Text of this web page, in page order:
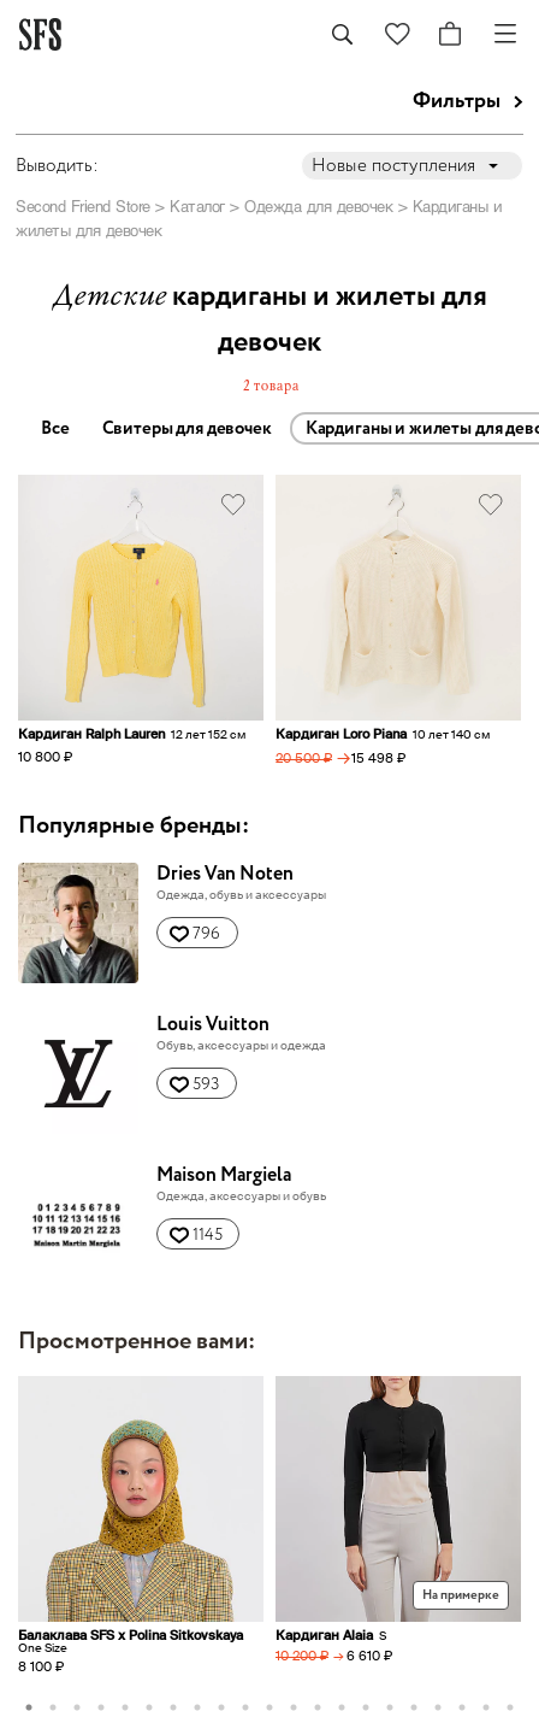
Фильтры
Выводить: Новые поступления
Second Friend Store> Каталог> Одежда для девочек> Кардиганы и
жилеты для девочек
Детскиекардиганы и жилеты для
девочек
2 товара
Все Свитеры для девочек Кардиганы и жилеты для
Кардиган Ralph Lauren 12 лет 152 см
10 800 ₽
Кардиган Loro Piana 10 лет 140 см
20 500 ₽ → 15 498 ₽
Популярные бренды:
Dries Van Noten
Одежда, обувь и аксессуары
796
Louis Vuitton
Обувь, аксессуары и одежда
593
Maison Margiela
Одежда, аксессуары и обувь
1145
Просмотренное вами:
Балаклава SFS х Polina Sitkovskaya
One Size
8 100 ₽
На примерке
Кардиган Alaia S
10 200 ₽ → 6 610 ₽